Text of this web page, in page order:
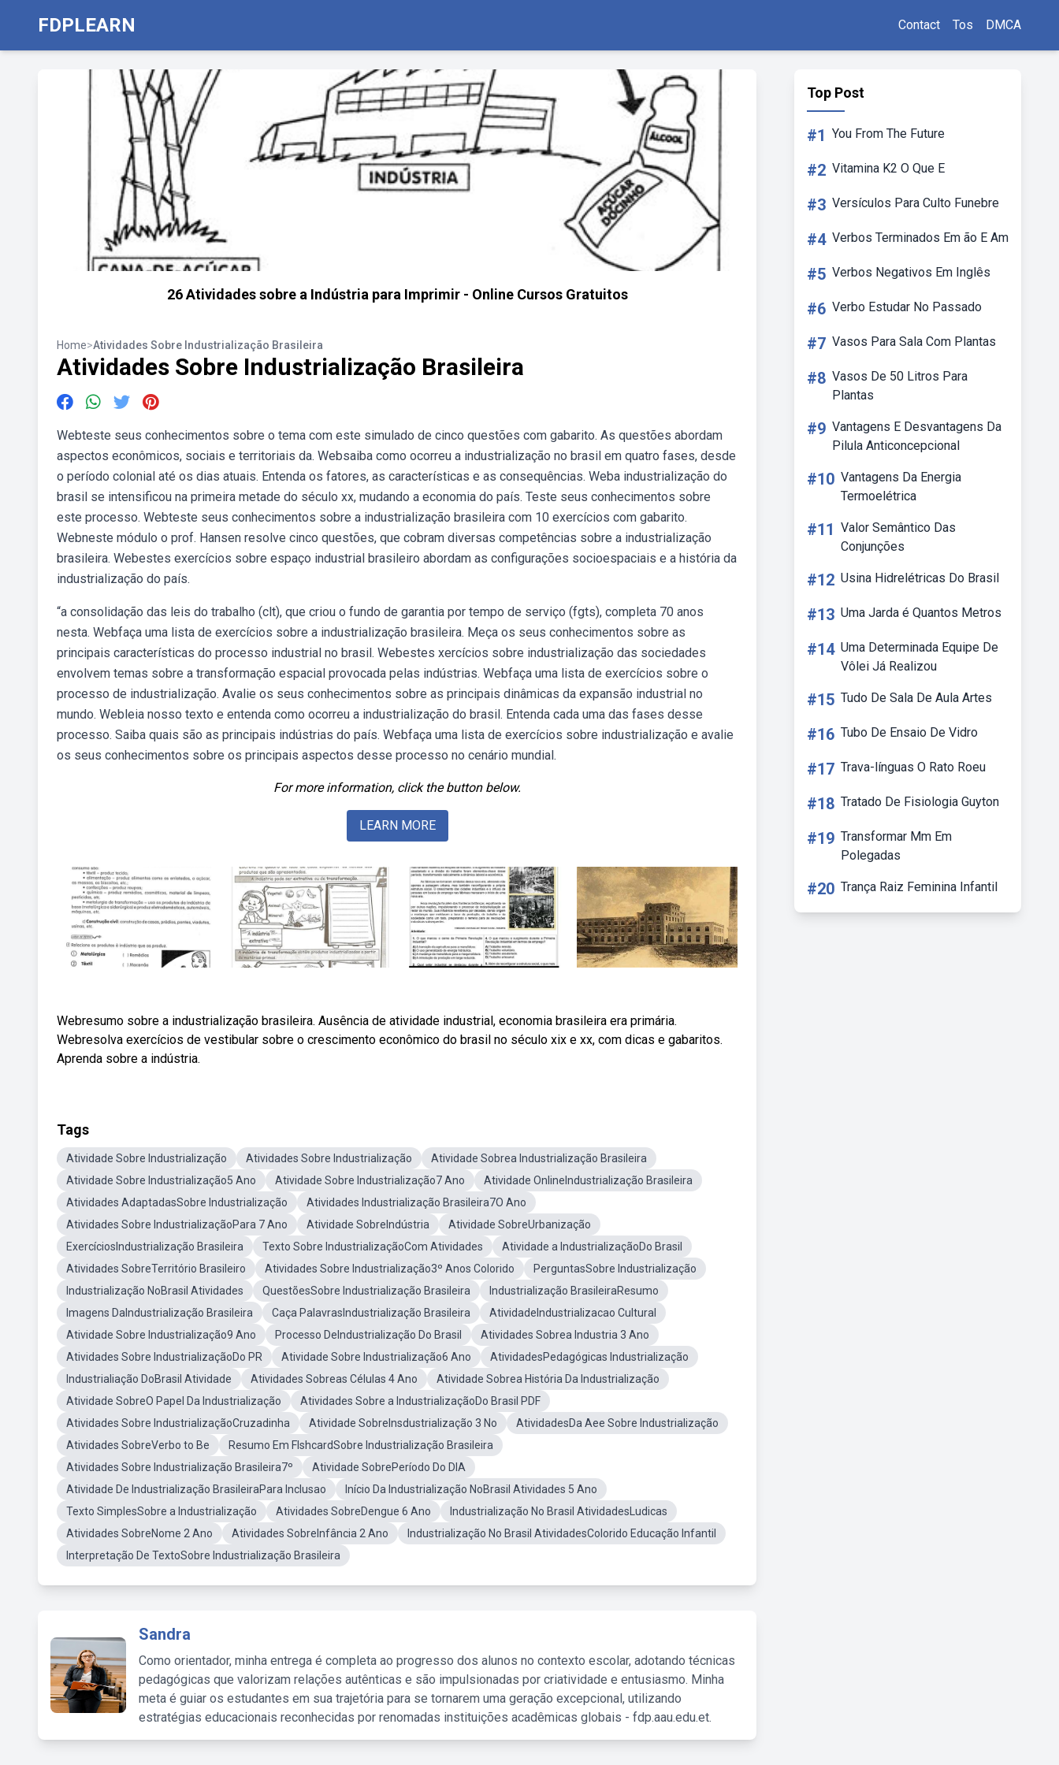
FDPLEARN Contact Tos DMCA
26 Atividades sobre a Indústria para Imprimir - Online Cursos Gratuitos
Home>Atividades Sobre Industrialização Brasileira
Atividades Sobre Industrialização Brasileira
Webteste seus conhecimentos sobre o tema com este simulado de cinco questões com gabarito. As questões abordam
aspectos econômicos, sociais e territoriais da. Websaiba como ocorreu a industrialização no brasil em quatro fases, desde
o período colonial até os dias atuais. Entenda os fatores, as características e as consequências. Weba industrialização do
brasil se intensificou na primeira metade do século xx, mudando a economia do país. Teste seus conhecimentos sobre
este processo. Webteste seus conhecimentos sobre a industrialização brasileira com 10 exercícios com gabarito.
Webneste módulo o prof. Hansen resolve cinco questões, que cobram diversas competências sobre a industrialização
brasileira. Webestes exercícios sobre espaço industrial brasileiro abordam as configurações socioespaciais e a história da
industrialização do país.
“a consolidação das leis do trabalho (clt), que criou o fundo de garantia por tempo de serviço (fgts), completa 70 anos
nesta. Webfaça uma lista de exercícios sobre a industrialização brasileira. Meça os seus conhecimentos sobre as
principais características do processo industrial no brasil. Webestes xercícios sobre industrialização das sociedades
envolvem temas sobre a transformação espacial provocada pelas indústrias. Webfaça uma lista de exercícios sobre o
processo de industrialização. Avalie os seus conhecimentos sobre as principais dinâmicas da expansão industrial no
mundo. Webleia nosso texto e entenda como ocorreu a industrialização do brasil. Entenda cada uma das fases desse
processo. Saiba quais são as principais indústrias do país. Webfaça uma lista de exercícios sobre industrialização e avalie
os seus conhecimentos sobre os principais aspectos desse processo no cenário mundial.
For more information, click the button below.
LEARN MORE
Webresumo sobre a industrialização brasileira. Ausência de atividade industrial, economia brasileira era primária.
Webresolva exercícios de vestibular sobre o crescimento econômico do brasil no século xix e xx, com dicas e gabaritos.
Aprenda sobre a indústria.
Tags
Atividade Sobre Industrialização Atividades Sobre Industrialização
Atividade Sobrea Industrialização Brasileira
Atividade Sobre Industrialização5 Ano
Atividade Sobre Industrialização7 Ano
Atividade OnlineIndustrialização Brasileira
Atividades AdaptadasSobre Industrialização
Atividades Industrialização Brasileira7O Ano
Atividades Sobre IndustrializaçãoPara 7 Ano
Atividade SobreIndústria
Atividade SobreUrbanização
ExercíciosIndustrialização Brasileira
Texto Sobre IndustrializaçãoCom Atividades
Atividade a IndustrializaçãoDo Brasil
Atividades SobreTerritório Brasileiro
Atividades Sobre Industrialização3º Anos Colorido
PerguntasSobre Industrialização
Industrialização NoBrasil Atividades
QuestõesSobre Industrialização Brasileira
Industrialização BrasileiraResumo
Imagens DaIndustrialização Brasileira
Caça PalavrasIndustrialização Brasileira
AtividadeIndustrializacao Cultural
Atividade Sobre Industrialização9 Ano
Processo DeIndustrialização Do Brasil
Atividades Sobrea Industria 3 Ano
Atividades Sobre IndustrializaçãoDo PR
Atividade Sobre Industrialização6 Ano
AtividadesPedagógicas Industrialização
Industrialiação DoBrasil Atividade
Atividades Sobreas Células 4 Ano
Atividade Sobrea História Da Industrialização
Atividade SobreO Papel Da Industrialização
Atividades Sobre a IndustrializaçãoDo Brasil PDF
Atividades Sobre IndustrializaçãoCruzadinha
Atividade SobreInsdustrialização 3 No
AtividadesDa Aee Sobre Industrialização
Atividades SobreVerbo to Be
Resumo Em FlshcardSobre Industrialização Brasileira
Atividades Sobre Industrialização Brasileira7º
Atividade SobrePeríodo Do DIA
Atividade De Industrialização BrasileiraPara Inclusao
Início Da Industrialização NoBrasil Atividades 5 Ano
Texto SimplesSobre a Industrialização
Atividades SobreDengue 6 Ano
Industrialização No Brasil AtividadesLudicas
Atividades SobreNome 2 Ano
Atividades SobreInfância 2 Ano
Industrialização No Brasil AtividadesColorido Educação Infantil
Interpretação De TextoSobre Industrialização Brasileira
Sandra
Como orientador, minha entrega é completa ao progresso dos alunos no contexto escolar, adotando técnicas
pedagógicas que valorizam relações autênticas e são impulsionadas por criatividade e entusiasmo. Minha
meta é guiar os estudantes em sua trajetória para se tornarem uma geração excepcional, utilizando
estratégias educacionais reconhecidas por renomadas instituições acadêmicas globais - fdp.aau.edu.et.
Top Post
#1 You From The Future
#2 Vitamina K2 O Que E
#3 Versículos Para Culto Funebre
#4 Verbos Terminados Em ão E Am
#5 Verbos Negativos Em Inglês
#6 Verbo Estudar No Passado
#7 Vasos Para Sala Com Plantas
#8 Vasos De 50 Litros Para
Plantas
#9 Vantagens E Desvantagens Da
Pilula Anticoncepcional
#10 Vantagens Da Energia
Termoelétrica
#11 Valor Semântico Das
Conjunções
#12 Usina Hidrelétricas Do Brasil
#13 Uma Jarda é Quantos Metros
#14 Uma Determinada Equipe De
Vôlei Já Realizou
#15 Tudo De Sala De Aula Artes
#16 Tubo De Ensaio De Vidro
#17 Trava-línguas O Rato Roeu
#18 Tratado De Fisiologia Guyton
#19 Transformar Mm Em
Polegadas
#20 Trança Raiz Feminina Infantil